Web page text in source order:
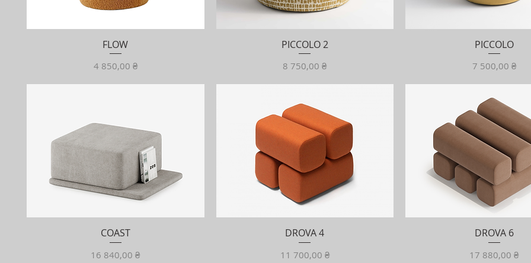
FLOW
Ціна
4 850,00 ₴
PICCOLO 2
Ціна
8 750,00 ₴
PICCOLO
Ціна
7 500,00 ₴
COAST
Ціна
16 840,00 ₴
DROVA 4
Ціна
11 700,00 ₴
DROVA 6
Ціна
17 880,00 ₴